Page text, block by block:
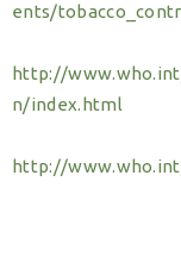
ents/
http://
n/index.html
http://